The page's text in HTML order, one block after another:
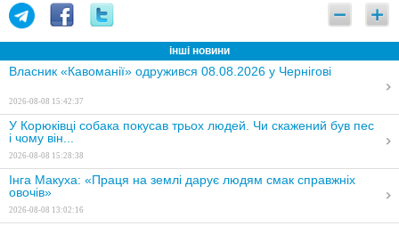
інші новини
Власник «Кавоманії» одружився 08.08.2026 у Чернігові
2026-08-08 15:42:37
У Корюківці собака покусав трьох людей. Чи скажений був пес
і чому він...
2026-08-08 15:28:38
Інга Макуха: «Праця на землі дарує людям смак справжніх
овочів»
2026-08-08 13:02:16